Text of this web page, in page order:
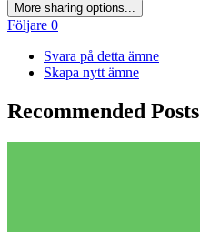
More sharing options...
Följare 0
Svara på detta ämne
Skapa nytt ämne
Recommended Posts